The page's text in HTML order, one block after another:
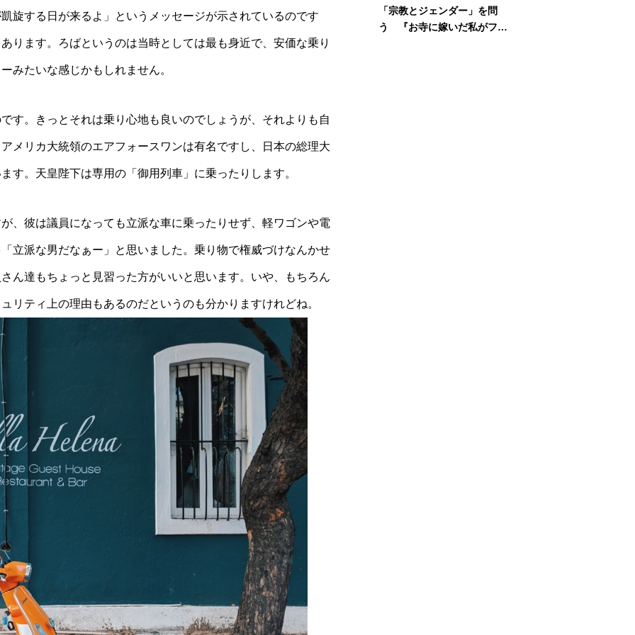
旋する日が来るよ」というメッセージが示されているのです
ります。ろばというのは当時としては最も身近で、安価な乗り
みたいな感じかもしれません。
す。きっとそれは乗り心地も良いのでしょうが、それよりも自
メリカ大統領のエアフォースワンは有名ですし、日本の総理大
す。天皇陛下は専用の「御用列車」に乗ったりします。
、彼は議員になっても立派な車に乗ったりせず、軽ワゴンや電
立派な男だなぁー」と思いました。乗り物で権威づけなんかせ
ん達もちょっと見習った方がいいと思います。いや、もちろん
リティ上の理由もあるのだというのも分かりますけれどね。
「宗教とジェンダー」を問
う 『お寺に嫁いだ私がフェ